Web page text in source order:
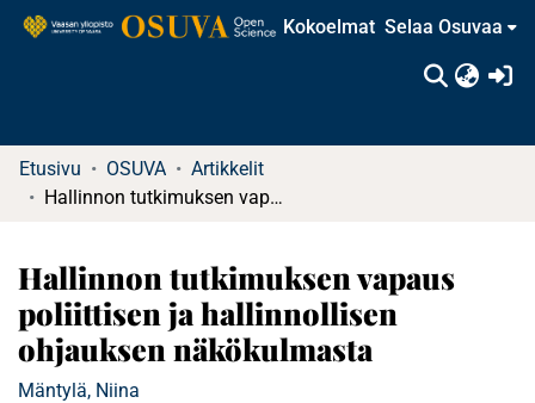
Kokoelmat Selaa Osuvaa
Etusivu OSUVA
Artikkelit
Hallinnon tutkimuksen vapaus poliittisen ja hallinnollisen ohjauksen näkökulmasta
Hallinnon tutkimuksen vapaus
poliittisen ja hallinnollisen
ohjauksen näkökulmasta
Mäntylä, Niina